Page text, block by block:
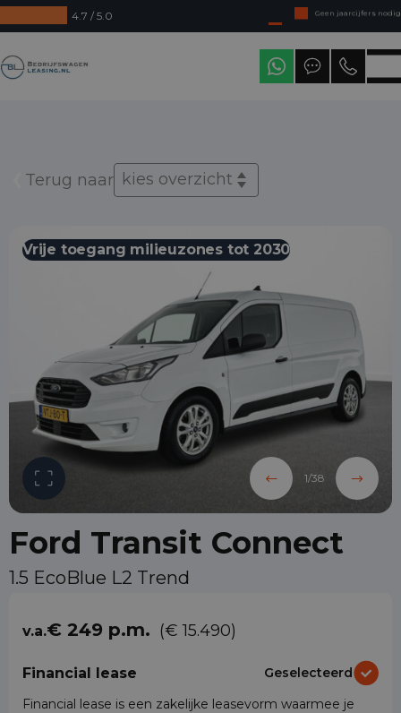
4.7 / 5.0
Direct uit voorraad leverbaar
Levering in heel Nederland
Terug naar kies overzicht
Vrije toegang milieuzones tot 2030
1/38
Ford Transit Connect
1.5 EcoBlue L2 Trend
v.a.€ 249 p.m. (€ 15.490)
Financial lease
Geselecteerd
Financial lease is een zakelijke leasevorm waarmee je